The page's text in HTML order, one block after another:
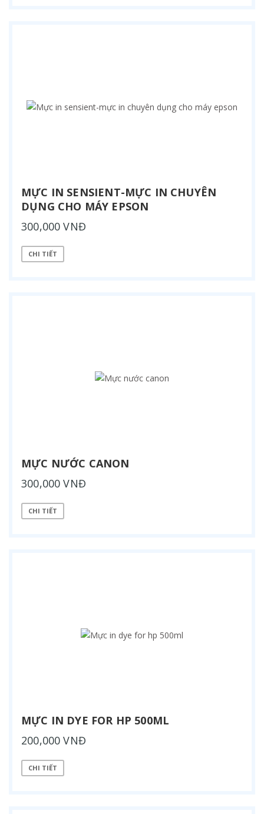
MỰC IN SENSIENT-MỰC IN CHUYÊN
DỤNG CHO MÁY EPSON
300,000 VNĐ
CHI TIẾT
MỰC NƯỚC CANON
300,000 VNĐ
CHI TIẾT
MỰC IN DYE FOR HP 500ML
200,000 VNĐ
CHI TIẾT